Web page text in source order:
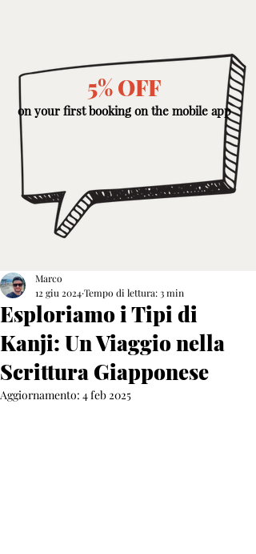
5% OFF
on your first booking on the mobile app
Esploriamo i Tipi di
Kanji: Un Viaggio nella
Scrittura Giapponese
Marco
12 giu 2024Tempo di lettura: 3 min
Aggiornamento: 4 feb 2025